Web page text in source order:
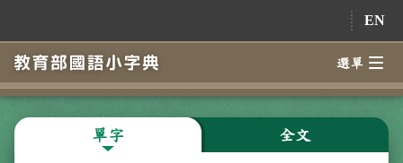
EN
選單
單字 全文